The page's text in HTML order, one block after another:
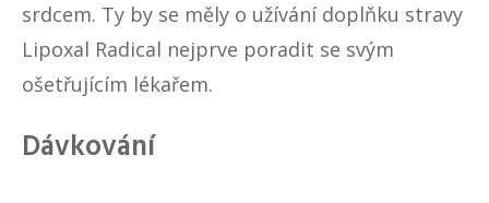
srdcem. Ty by se měly o užívání doplňku stravy
Lipoxal Radical nejprve poradit se svým
ošetřujícím lékařem.
Dávkování